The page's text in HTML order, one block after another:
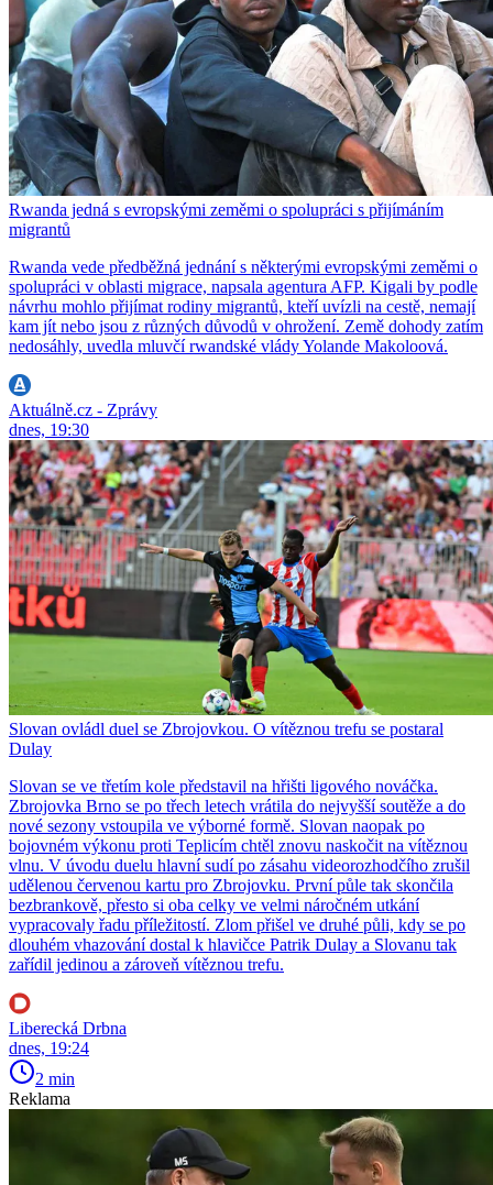
Rwanda jedná s evropskými zeměmi o spolupráci s přijímáním
migrantů
Rwanda vede předběžná jednání s některými evropskými zeměmi o
spolupráci v oblasti migrace, napsala agentura AFP. Kigali by podle
návrhu mohlo přijímat rodiny migrantů, kteří uvízli na cestě, nemají
kam jít nebo jsou z různých důvodů v ohrožení. Země dohody zatím
nedosáhly, uvedla mluvčí rwandské vlády Yolande Makoloová.
Aktuálně.cz - Zprávy
dnes, 19:30
Slovan ovládl duel se Zbrojovkou. O vítěznou trefu se postaral
Dulay
Slovan se ve třetím kole představil na hřišti ligového nováčka.
Zbrojovka Brno se po třech letech vrátila do nejvyšší soutěže a do
nové sezony vstoupila ve výborné formě. Slovan naopak po
bojovném výkonu proti Teplicím chtěl znovu naskočit na vítěznou
vlnu. V úvodu duelu hlavní sudí po zásahu videorozhodčího zrušil
udělenou červenou kartu pro Zbrojovku. První půle tak skončila
bezbrankově, přesto si oba celky ve velmi náročném utkání
vypracovaly řadu příležitostí. Zlom přišel ve druhé půli, kdy se po
dlouhém vhazování dostal k hlavičce Patrik Dulay a Slovanu tak
zařídil jedinou a zároveň vítěznou trefu.
Liberecká Drbna
dnes, 19:24
2 min
Reklama